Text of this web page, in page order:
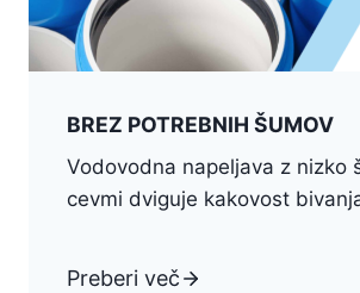
BREZ POTREBNIH ŠUMOV
Vodovodna napeljava z nizko
cevmi dviguje kakovost
Preberi več